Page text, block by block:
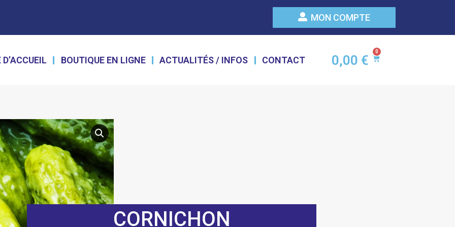
MON COMPTE
D’ACCUEIL BOUTIQUE EN LIGNE ACTUALITÉS / INFOS CONTACT 0,00 €
0
CORNICHON